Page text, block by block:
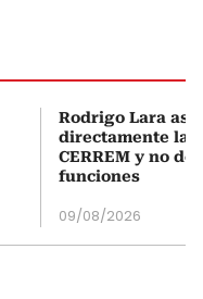
Rodrigo Lara
directamente la
CERREM y no
funciones
09/08/2026